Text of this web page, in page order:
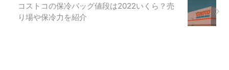
コストコの保冷バッグ値段は2022いくら？売
り場や保冷力を紹介